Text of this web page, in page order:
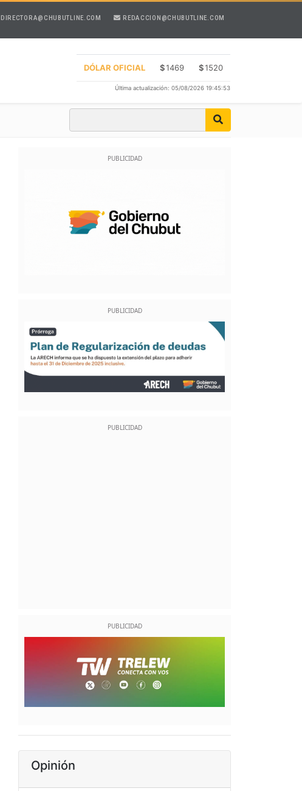
DIRECTORA@CHUBUTLINE.COM REDACCION@CHUBUTLINE.COM
DÓLAR OFICIAL $1469 $1520
Última actualización: 05/08/2026 19:45:53
Opinión